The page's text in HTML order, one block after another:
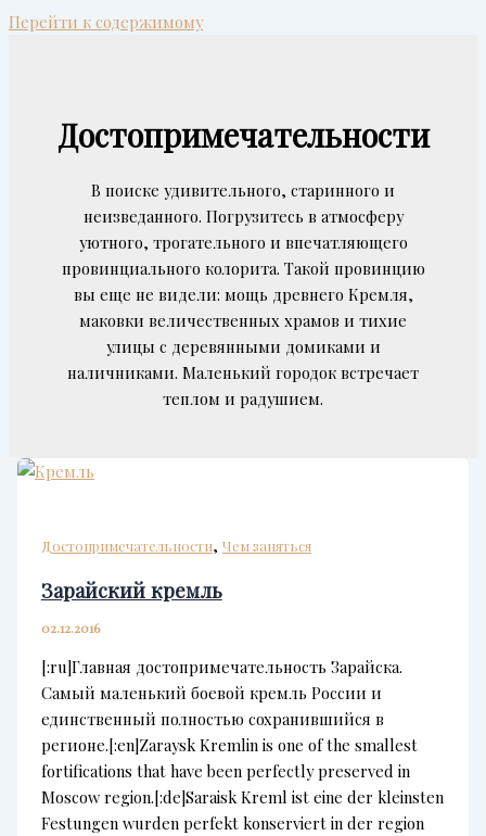
Перейти к содержимому
Достопримечательности
В поиске удивительного, старинного и
неизведанного. Погрузитесь в атмосферу
уютного, трогательного и впечатляющего
провинциального колорита. Такой провинцию
вы еще не видели: мощь древнего Кремля,
маковки величественных храмов и тихие
улицы с деревянными домиками и
наличниками. Маленький городок встречает
теплом и радушием.
Достопримечательности, Чем заняться
Зарайский кремль
02.12.2016
[:ru]Главная достопримечательность Зарайска.
Самый маленький боевой кремль России и
единственный полностью сохранившийся в
регионе.[:en]Zaraysk Kremlin is one of the smallest
fortifications that have been perfectly preserved in
Moscow region.[:de]Saraisk Kreml ist eine der kleinsten
Festungen wurden perfekt konserviert in der region